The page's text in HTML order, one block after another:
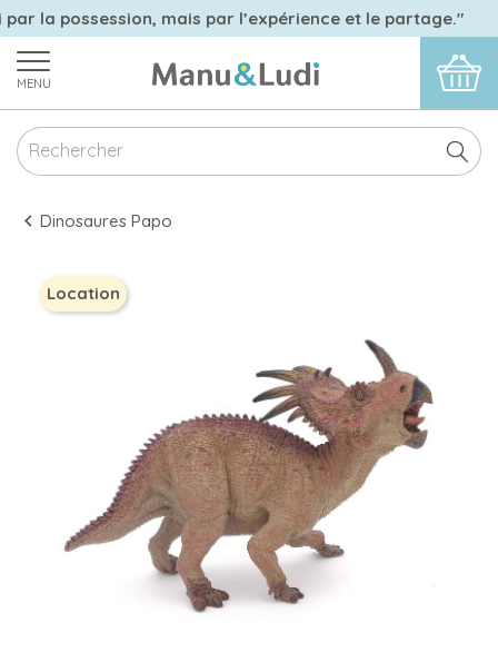
la possession, mais par l’expérience et le partage."
MENU
Dinosaures Papo
Location